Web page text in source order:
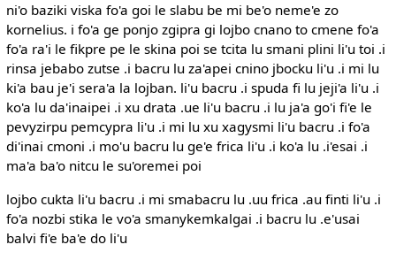
ni'o baziki viska fo'a goi le slabu be mi be'o neme'e zo
kornelius. i fo'a ge ponjo zgipra gi lojbo cnano to cmene fo'a
fo'a ra'i le fikpre pe le skina poi se tcita lu smani plini li'u toi .i
rinsa jebabo zutse .i bacru lu za'apei cnino jbocku li'u .i mi lu
ki'a bau je'i sera'a la lojban. li'u bacru .i spuda fi lu jeji'a li'u .i
ko'a lu da'inaipei .i xu drata .ue li'u bacru .i lu ja'a go'i fi'e le
pevyzirpu pemcypra li'u .i mi lu xu xagysmi li'u bacru .i fo'a
di'inai cmoni .i mo'u bacru lu ge'e frica li'u .i ko'a lu .i'esai .i
ma'a ba'o nitcu le su'oremei poi
lojbo cukta li'u bacru .i mi smabacru lu .uu frica .au finti li'u .i
fo'a nozbi stika le vo'a smanykemkalgai .i bacru lu .e'usai
balvi fi'e ba'e do li'u